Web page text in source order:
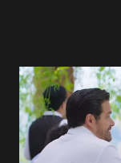
permanecer
ama, o que não é
se aprimorar,
ser a primeira